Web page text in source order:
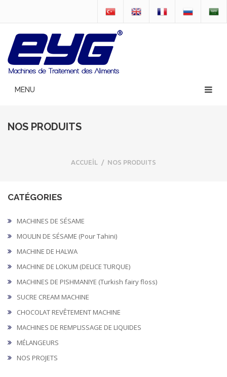
NOS PRODUITS
ACCUEİL / NOS PRODUITS
CATÉGORIES
MACHINES DE SÉSAME
MOULIN DE SÉSAME (Pour Tahini)
MACHINE DE HALWA
MACHINE DE LOKUM (DELICE TURQUE)
MACHINES DE PISHMANIYE (Turkish fairy floss)
SUCRE CREAM MACHINE
CHOCOLAT REVÊTEMENT MACHINE
MACHINES DE REMPLISSAGE DE LIQUIDES
MÉLANGEURS
NOS PROJETS